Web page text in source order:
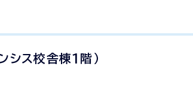
シス校舎棟1階）